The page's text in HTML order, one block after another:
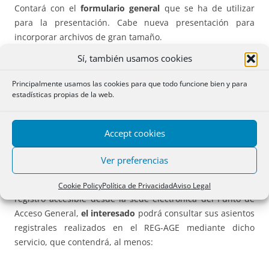
Sí, también usamos cookies
Principalmente usamos las cookies para que todo funcione bien y para
estadísticas propias de la web.
Accept cookies
Ver preferencias
Cookie PolicyPolítica de PrivacidadAviso Legal
Contará con elformulario general que se ha de utilizar
para la presentación. Cabe nueva presentación para
incorporar archivos de gran tamaño.
Acuse de recibo.
En todos los sistemas de acceso se
emitirá, automáticamente, un recibo firmado
electrónicamente con el contenido que señala el artículo 6.
no prejuzga la admisión definitiva del
Consultas al REG-AGE. Desde el servicio electrónico de
registro accesible desde la sede electrónica del Punto de
Acceso General,el interesado podrá consultar sus asientos
registrales realizados en el REG-AGE mediante dicho
servicio, que contendrá, al menos: